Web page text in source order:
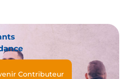
Contributeur